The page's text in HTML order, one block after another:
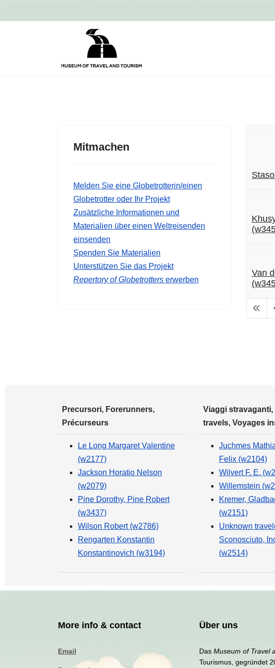
Mitmachen
Melden Sie eine Globetrotterin/einen
Globetrotter oder Ihr Projekt
Zusätzliche Informationen und
Materialien über einen Weltreisenden
einsenden
Spenden Sie Materialien
Unterstützen Sie das Projekt
Repertory of Globetrotters erwerben
Van
Precursori, Forerunners,
Précurseurs
Le Long Margaret Valentine
(w2177)
Jackson Horatio Nelson
(w2079)
Pine Dorothy, Pine Robert
(w3437)
Wilson Robert (w2786)
Rengarten Konstantin
Konstantinovich (w3194)
Viaggi stravaganti,
travels, Voyages
Juchmes
Felix (w2104)
Wilvert F. E.
Willemstein
Kremer,
(w2151)
Unknown
Sconosciuto,
(w2514)
More info & contact
Email
Über uns
Das Museum of Travel
Tourismus, gegründet